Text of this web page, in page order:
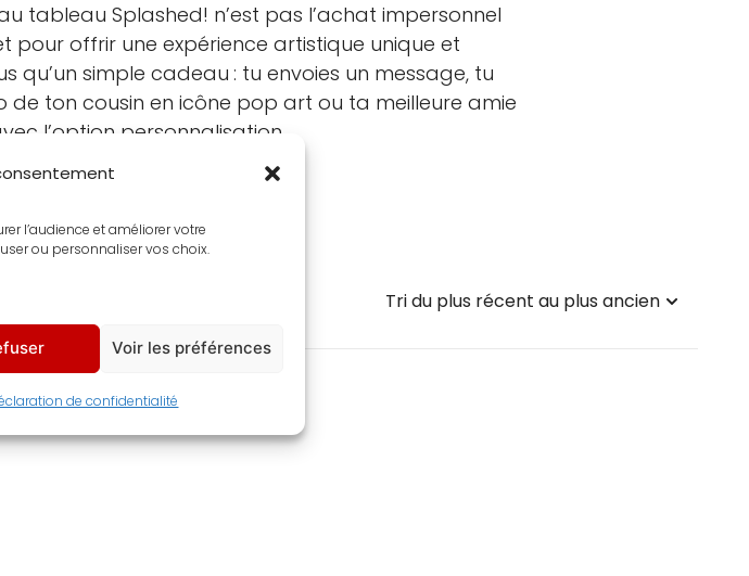
l’audience et améliorer votre
ou personnaliser vos choix.
Voir les préférences
de confidentialité
tableau Splashed! n’est pas l’achat impersonnel
pour offrir une expérience artistique unique et
simple cadeau : tu envoies un message, tu
ton cousin en icône pop art ou ta meilleure amie
l’option personnalisation.